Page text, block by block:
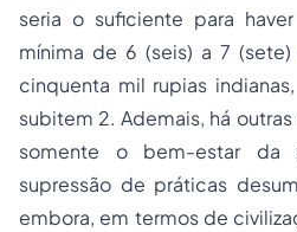
seria o suficiente para
mínima de 6 (seis) a 7
cinquenta mil rupias
subitem 2. Ademais, há
somente o bem-estar da
supressão de práticas
embora, em termos de